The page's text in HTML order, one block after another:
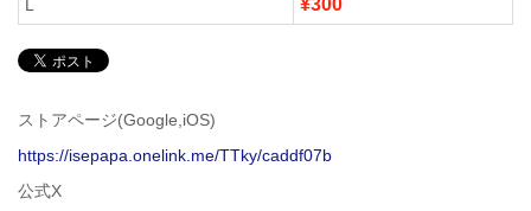
L ¥300
ストアページ(Google,iOS)
https://isepapa.onelink.me/TTky/caddf07b
公式X